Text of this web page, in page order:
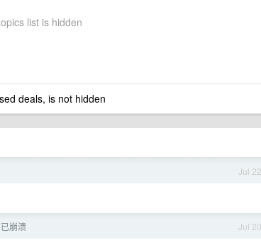
list is hidden
deals, is not hidden
Jul 22
Jul 20
崩溃